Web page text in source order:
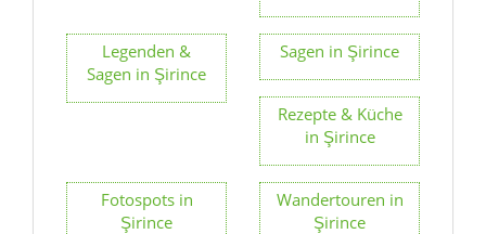
Legenden &
Sagen in Şirince
Sagen in Şirince
Rezepte & Küche
in Şirince
Fotospots in
Şirince
Wandertouren in
Şirince